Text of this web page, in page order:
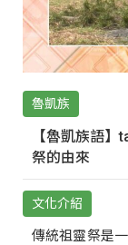
魯凱族
【魯凱族語
祭的由來
文化介紹
傳統祖靈祭是